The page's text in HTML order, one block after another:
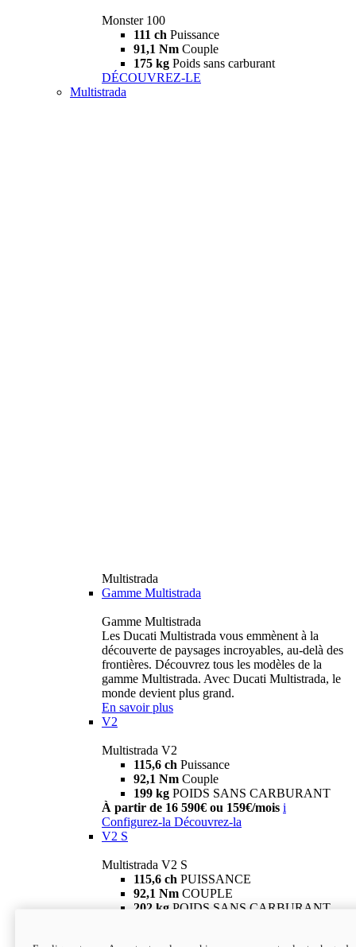
Monster 100
111 ch Puissance
91,1 Nm Couple
175 kg Poids sans carburant
DÉCOUVREZ-LE
Multistrada
Multistrada
Gamme Multistrada
Gamme Multistrada
Les Ducati Multistrada vous emmènent à la
découverte de paysages incroyables, au-delà des
frontières. Découvrez tous les modèles de la
gamme Multistrada. Avec Ducati Multistrada, le
monde devient plus grand.
En savoir plus
V2
Multistrada V2
115,6 ch Puissance
92,1 Nm Couple
199 kg POIDS SANS CARBURANT
À partir de 16 590€ ou 159€/mois i
Configurez-la Découvrez-la
V2 S
Multistrada V2 S
115,6 ch PUISSANCE
92,1 Nm COUPLE
202 kg POIDS SANS CARBURANT